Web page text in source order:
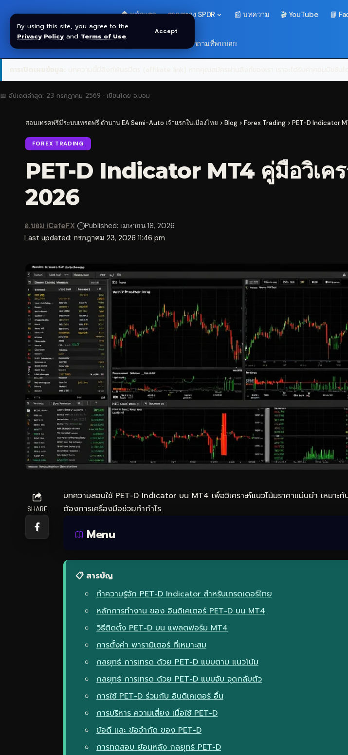
By using this site, you agree to the
Privacy Policy and Terms of Use.
Accept
🏠 หน้าแรก ราคาทอง SPDR 📰 บทความ 🎬 YouTube 📘
❓ คำถามที่พบบ่อย
📅 อัปเดตล่าสุด: 23 กรกฎาคม 2569 · เขียนโดย อ.บอม
สอนเทรดฟรีมีระบบเทรดฟรี ตำนาน EA Semi-Auto เจ้าแรกในเมืองไทย > Blog > Forex Trading > PET-D Indicator
FOREX TRADING
PET-D Indicator MT4 คู่มือวิเค
2026
Last updated: กรกฎาคม 23, 2026 11:46 pm
อ.บอม iCafeFX Published: เมษายน 18, 2026
SHARE
บทความสอนใช้ PET-D Indicator บน MT4 เพื่อวิเคราะห์แนวโน้มราคาแม่นยำ เหมาะ
ต้องการเครื่องมือช่วยทำกำไร.
Menu
📋 สารบัญ
ทำความรู้จัก PET-D Indicator สำหรับเทรดเดอร์ไทย
หลักการทำงาน ของ อินดิเคเตอร์ PET-D บน MT4
วิธีติดตั้ง PET-D บน แพลตฟอร์ม MT4
การตั้งค่า พารามิเตอร์ ที่เหมาะสม
กลยุทธ์ การเทรด ด้วย PET-D แบบตาม แนวโน้ม
กลยุทธ์ การเทรด ด้วย PET-D แบบจับ จุดกลับตัว
การใช้ PET-D ร่วมกับ อินดิเคเตอร์ อื่น
การบริหาร ความเสี่ยง เมื่อใช้ PET-D
ข้อดี และ ข้อจำกัด ของ PET-D
การทดสอบ ย้อนหลัง กลยุทธ์ PET-D